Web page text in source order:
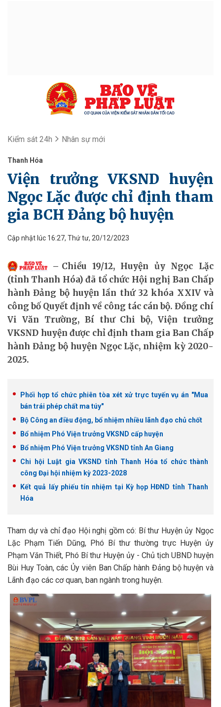
Kiểm sát 24h Nhân sự mới
Thanh Hóa
Viện trưởng VKSND huyện
Ngọc Lặc được chỉ định tham
gia BCH Đảng bộ huyện
Cập nhật lúc 16:27, Thứ tư, 20/12/2023
Chiều 19/12, Huyện ủy Ngọc Lặc
(tỉnh Thanh Hóa) đã tổ chức Hội nghị Ban Chấp
hành Đảng bộ huyện lần thứ 32 khóa XXIV và
công bố Quyết định về công tác cán bộ. Đồng chí
Vi Văn Trường, Bí thư Chi bộ, Viện trưởng
VKSND huyện được chỉ định tham gia Ban Chấp
hành Đảng bộ huyện Ngọc Lặc, nhiệm kỳ 2020-
2025.
Phối hợp tổ chức phiên tòa xét xử trực tuyến vụ án "Mua
bán trái phép chất ma túy"
Bộ Công an điều động, bổ nhiệm nhiều lãnh đạo chủ chốt
Bổ nhiệm Phó Viện trưởng VKSND cấp huyện
Bổ nhiệm Phó Viện trưởng VKSND tỉnh An Giang
Chi hội Luật gia VKSND tỉnh Thanh Hóa tổ chức thành
công Đại hội nhiệm kỳ 2023-2028
Kết quả lấy phiếu tín nhiệm tại Kỳ họp HĐND tỉnh Thanh
Hóa
Tham dự và chỉ đạo Hội nghị gồm có: Bí thư Huyện ủy Ngọc
Lặc Phạm Tiến Dũng, Phó Bí thư thường trực Huyện ủy
Phạm Văn Thiết, Phó Bí thư Huyện ủy - Chủ tịch UBND huyện
Bùi Huy Toàn, các Ủy viên Ban Chấp hành Đảng bộ huyện và
Lãnh đạo các cơ quan, ban ngành trong huyện.